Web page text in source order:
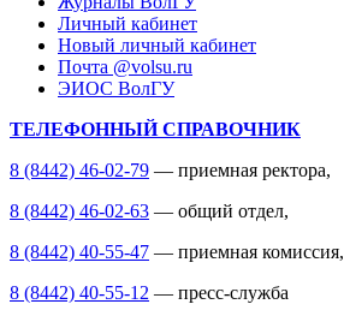
Личный кабинет
Новый личный кабинет
Почта @volsu.ru
ЭИОС ВолГУ
ТЕЛЕФОННЫЙ СПРАВОЧНИК
8 (8442) 46-02-79 — приемная ректора,
8 (8442) 46-02-63 — общий отдел,
8 (8442) 40-55-47 — приемная комиссия,
8 (8442) 40-55-12 — пресс-служба